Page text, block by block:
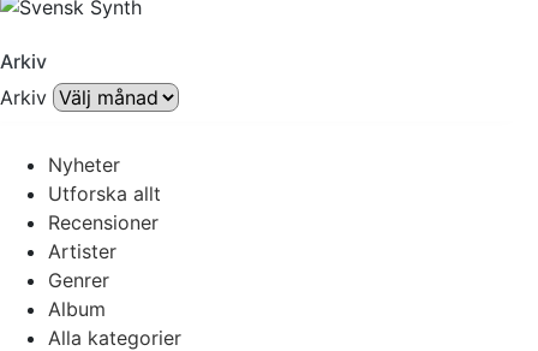
Arkiv
Arkiv
Nyheter
Utforska allt
Recensioner
Artister
Genrer
Album
Alla kategorier